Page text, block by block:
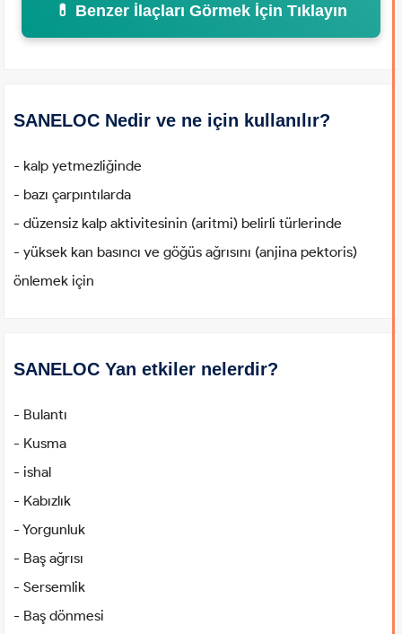
💊 Benzer İlaçları Görmek İçin Tıklayın
SANELOC Nedir ve ne için kullanılır?
- kalp yetmezliğinde
- bazı çarpıntılarda
- düzensiz kalp aktivitesinin (aritmi) belirli türlerinde
- yüksek kan basıncı ve göğüs ağrısını (anjina pektoris)
önlemek için
SANELOC Yan etkiler nelerdir?
- Bulantı
- Kusma
- ishal
- Kabızlık
- Yorgunluk
- Baş ağrısı
- Sersemlik
- Baş dönmesi